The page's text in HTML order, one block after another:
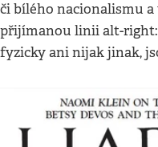
či bílého nacionalismu
přijímanou linii alt-
fyzicky ani nijak jinak,